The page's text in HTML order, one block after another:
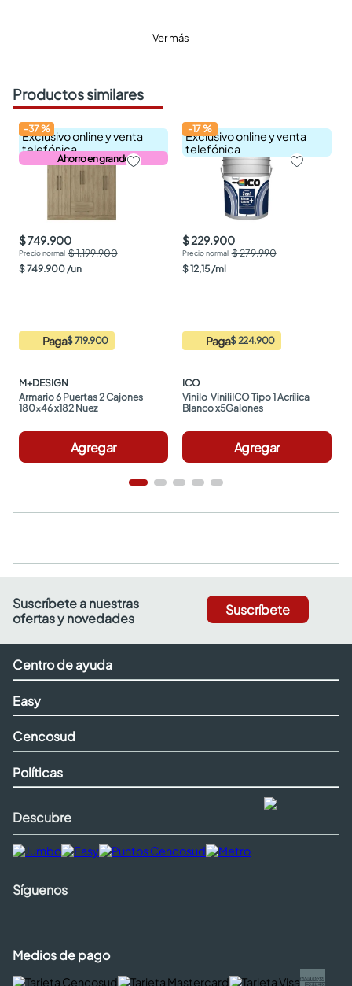
Ver más
Productos similares
Exclusivo online y venta
telefónica
Ahorro en grande
-37%
$ 749.900
$ 1.199.900
$749.900/un
Paga$ 719.900
M+DESIGN
Armario 6 Puertas 2 Cajones
180x46 x182 Nuez
Agregar
Exclusivo online y venta
telefónica
-17%
$ 229.900
$ 279.990
$12,15/ml
Paga$ 224.900
ICO
Vinilo  ViniliICO Tipo 1 Acrílica
Blanco x5Galones
Agregar
Suscríbete a nuestras
ofertas y novedades
Suscríbete
Centro de ayuda
Easy
Cencosud
Políticas
Descubre
Síguenos
Medios de pago